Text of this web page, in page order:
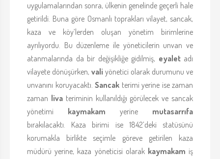
uygulamalarından sonra, ülkenin genelinde geçerli hale
getirildi. Buna göre Osmanlı toprakları vilayet, sancak,
kaza ve köy’lerden oluşan yönetim birimlerine
ayrılıyordu. Bu düzenleme ile yöneticilerin unvan ve
atanmalarında da bir değişikliğe gidilmiş, eyaletadı
vilayete dönüşürken, vali yönetici olarak durumunu ve
unvanını koruyacaktı. Sancak terimi yerine ise zaman
zaman livateriminin kullanıldığı görülecek ve sancak
yönetimi kaymakam yerine mutasarrıfa
bırakılacaktı. Kaza birimi ise 1842’deki statüsünü
korumakla birlikte seçimle göreve getirilen kaza
müdürü yerine, kaza yöneticisi olarak kaymakam iş